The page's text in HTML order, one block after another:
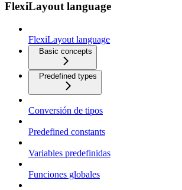
FlexiLayout language
FlexiLayout language
Basic concepts
Predefined types
Conversión de tipos
Predefined constants
Variables predefinidas
Funciones globales